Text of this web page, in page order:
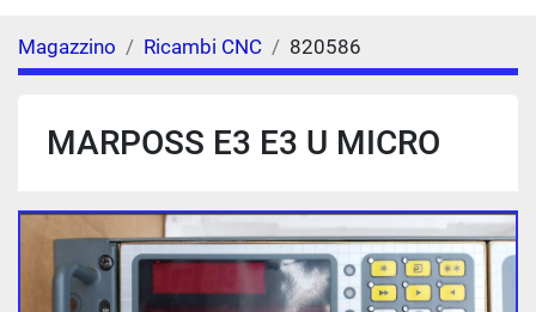
Magazzino Ricambi CNC 820586
MARPOSS E3 E3 U MICRO